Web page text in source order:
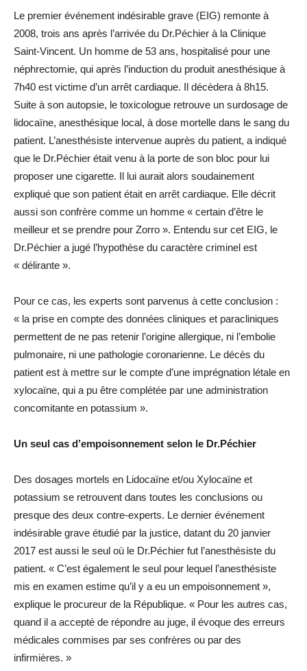
Le premier événement indésirable grave (EIG) remonte à
2008, trois ans après l’arrivée du Dr.Péchier à la Clinique
Saint-Vincent. Un homme de 53 ans, hospitalisé pour une
néphrectomie, qui après l’induction du produit anesthésique à
7h40 est victime d’un arrêt cardiaque. Il décèdera à 8h15.
Suite à son autopsie, le toxicologue retrouve un surdosage de
lidocaïne, anesthésique local, à dose mortelle dans le sang du
patient. L’anesthésiste intervenue auprès du patient, a indiqué
que le Dr.Péchier était venu à la porte de son bloc pour lui
proposer une cigarette. Il lui aurait alors soudainement
expliqué que son patient était en arrêt cardiaque. Elle décrit
aussi son confrère comme un homme « certain d’être le
meilleur et se prendre pour Zorro ». Entendu sur cet EIG, le
Dr.Péchier a jugé l’hypothèse du caractère criminel est
« délirante ».
Pour ce cas, les experts sont parvenus à cette conclusion :
« la prise en compte des données cliniques et paracliniques
permettent de ne pas retenir l’origine allergique, ni l’embolie
pulmonaire, ni une pathologie coronarienne. Le décès du
patient est à mettre sur le compte d’une imprégnation létale en
xylocaïne, qui a pu être complétée par une administration
concomitante en potassium ».
Un seul cas d’empoisonnement selon le Dr.Péchier
Des dosages mortels en Lidocaïne et/ou Xylocaïne et
potassium se retrouvent dans toutes les conclusions ou
presque des deux contre-experts. Le dernier événement
indésirable grave étudié par la justice, datant du 20 janvier
2017 est aussi le seul où le Dr.Péchier fut l’anesthésiste du
patient. « C’est également le seul pour lequel l’anesthésiste
mis en examen estime qu’il y a eu un empoisonnement »,
explique le procureur de la République. « Pour les autres cas,
quand il a accepté de répondre au juge, il évoque des erreurs
médicales commises par ses confrères ou par des
infirmières. »